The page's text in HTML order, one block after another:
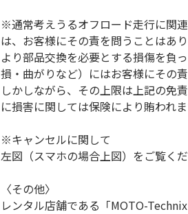
※通常考えうるオフロード走行に関
は、お客様にその責を問うことはあ
より部品交換を必要とする損傷を負
損・曲がりなど）にはお客様にその
しかしながら、その上限は上記の免
に損害に関しては保険により賄われま
※キャンセルに関して
左図（スマホの場合上図）をご覧く
〈その他〉
レンタル店舗である「MOTO-